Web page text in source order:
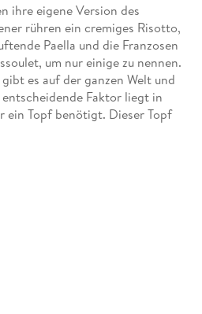
ihre eigene Version des
rühren ein cremiges Risotto,
Paella und die Franzosen
um nur einige zu nennen.
es auf der ganzen Welt und
Faktor liegt in
ein Topf benötigt. Dieser Topf
bestehen darauf, dass bei
alle Elemente des Gerichts in
und dass das Servieren von
Die meisten Eintopfgerichte
warmen Brötchen, Naan oder
Entscheidung liegt ganz bei